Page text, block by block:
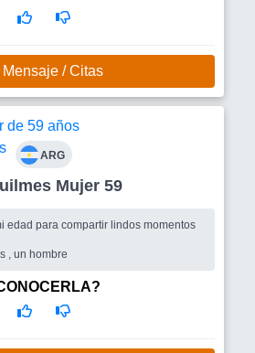
/ Citas
ARG
Quilmes Mujer 59
edad para compartir lindos momentos
, un hombre